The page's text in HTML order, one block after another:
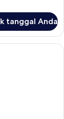
tanggal Anda
meja kerja, dan